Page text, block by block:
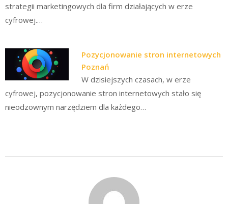
strategii marketingowych dla firm działających w erze
cyfrowej.…
Pozycjonowanie stron internetowych
Poznań
W dzisiejszych czasach, w erze
cyfrowej, pozycjonowanie stron internetowych stało się
nieodzownym narzędziem dla każdego…